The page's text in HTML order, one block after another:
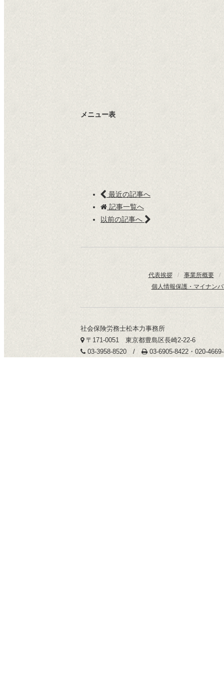
メニュー表
最近の記事へ
記事一覧へ
以前の記事へ
代表挨拶 / 事業所概要
/
個人情報保護・マイナン
社会保険労務士松本力事務所
〒171-0051 東京都豊島区長崎2-22-6
03-3958-8520 /
03-6905-8422・020-